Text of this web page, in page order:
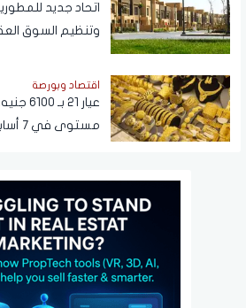
اتحاد جديد
وتنظيم السوق
اقتصاد وبورصة
عيار
مستوى في 7 أسابيع